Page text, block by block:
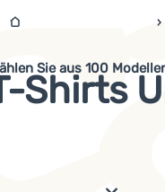
Shirts
Sie aus 100